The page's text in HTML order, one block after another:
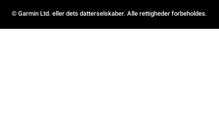
© Garmin Ltd. eller dets datterselskaber. Alle rettigheder forbeholdes.